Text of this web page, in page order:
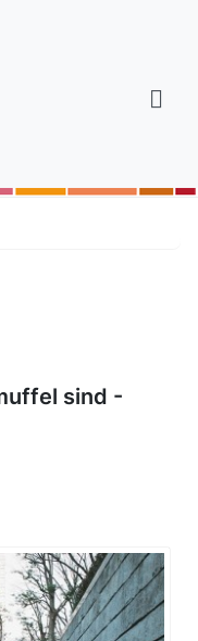
sind -